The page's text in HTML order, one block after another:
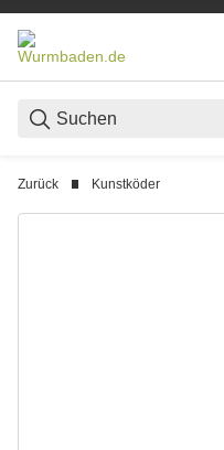
Zurück Kunstköder